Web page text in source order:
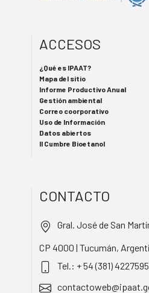
ACCESOS
¿Qué es IPAAT?
Mapa del sitio
Informe Productivo Anual
Gestión ambiental
Correo coorporativo
Uso de Información
Datos abiertos
II Cumbre Bioetanol
CONTACTO
Gral. José de San
CP 4000 | Tucumán,
Tel.: + 54 (381)